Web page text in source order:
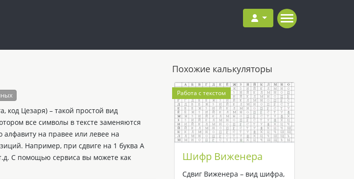
Цезаря) – такой простой вид
все символы в тексте заменяются
на правее или левее на
Например, при сдвиге на 1 буква А
С помощью сервиса вы можете как
Похожие калькуляторы
Работа с текстом
Шифр Виженера
Сдвиг Виженера – вид шифра,